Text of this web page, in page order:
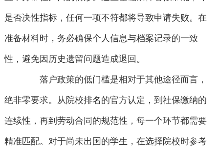
是否决性指标，任何一项不符都将导致申请失败。在
准备材料时，务必确保个人信息与档案记录的一致
性，避免因历史遗留问题造成退回。
落户政策的低门槛是相对于其他途径而言，
绝非零要求。从院校排名的官方认定，到社保缴纳的
连续性，再到劳动合同的规范性，每一个环节都需要
精准匹配。对于尚未出国的学生，在选择院校时参考